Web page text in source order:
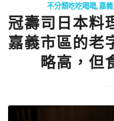
不分類吃吃喝喝,嘉
冠壽司日本料
嘉義市區的老
略高，但